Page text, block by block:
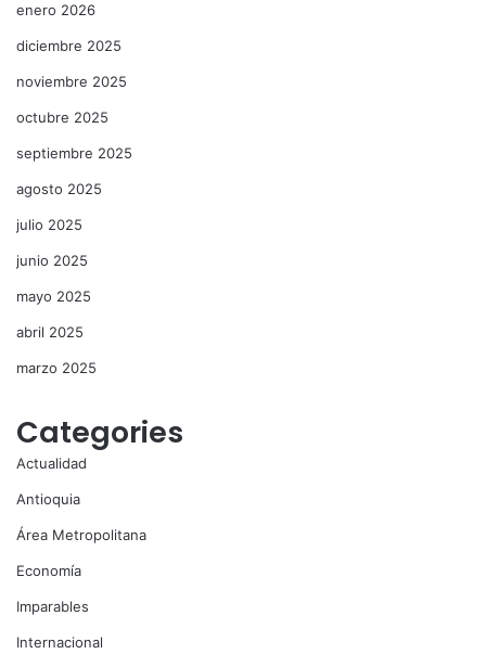
enero 2026
diciembre 2025
noviembre 2025
octubre 2025
septiembre 2025
agosto 2025
julio 2025
junio 2025
mayo 2025
abril 2025
marzo 2025
Categories
Actualidad
Antioquia
Área Metropolitana
Economía
Imparables
Internacional